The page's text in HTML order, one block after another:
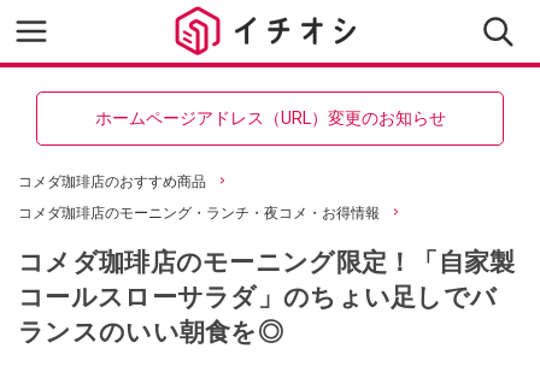
ホームページアドレス（URL）変更のお知らせ
コメダ珈琲店のおすすめ商品
コメダ珈琲店のモーニング・ランチ・夜コメ・お得情報
コメダ珈琲店のモーニング限定！「自家製
コールスローサラダ」のちょい足しでバ
ランスのいい朝食を◎